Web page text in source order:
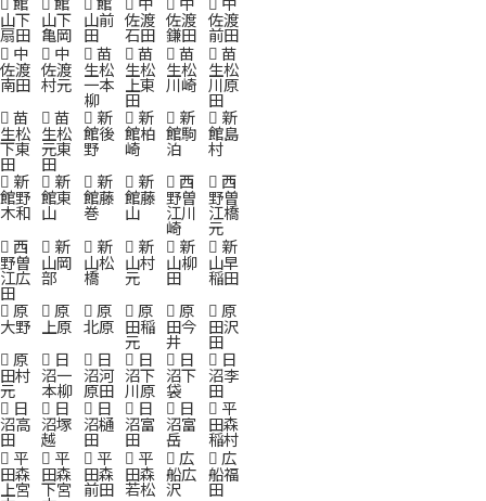
山下
扇田
山下
亀岡
山前
田
佐渡
石田
佐渡
鎌田
佐渡
前田
中
佐渡
南田
中
佐渡
村元
苗
生松
一本
柳
苗
生松
上東
田
苗
生松
川崎
苗
生松
川原
田
苗
生松
下東
田
苗
生松
元東
田
新
館後
野
新
館柏
崎
新
館駒
泊
新
館島
村
新
館野
木和
新
館東
山
新
館藤
巻
新
館藤
山
西
野曽
江川
崎
西
野曽
江橋
元
西
野曽
江広
田
新
山岡
部
新
山松
橋
新
山村
元
新
山柳
田
新
山早
稲田
原
大野
原
上原
原
北原
原
田稲
元
原
田今
井
原
田沢
田
原
田村
元
日
沼一
本柳
日
沼河
原田
日
沼下
川原
日
沼下
袋
日
沼李
田
日
沼高
田
日
沼塚
越
日
沼樋
田
日
沼富
田
日
沼富
岳
平
田森
稲村
平
田森
上宮
平
田森
下宮
平
田森
前田
平
田森
若松
広
船広
沢
広
船福
田